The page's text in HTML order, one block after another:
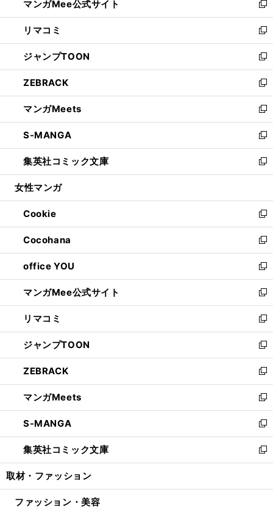
く
ド
ウ
で
開
く
ィ
ン
ド
ウ
で
開
く
い
ウ
ィ
ン
ド
ウ
で
開
く
マンガMee公式サイト
新
し
い
ウ
ィ
ン
ド
ウ
で
開
く
リマコミ
新
し
い
ウ
ィ
ン
ド
ウ
で
開
く
ジャンプTOON
新
し
い
ウ
ィ
ン
ド
ウ
で
開
ZEBRACK
新
し
い
ウ
ィ
ン
ド
ウ
開
く
マンガMeets
新
し
い
ウ
ィ
ン
ウ
で
開
く
S-MANGA
新
し
い
ウ
ン
ド
ウ
で
開
く
集英社コミック文庫
新
し
ウ
ィ
ン
ド
ウ
で
開
く
女性マンガ
Cookie
新
し
い
ウ
ィ
ン
ド
ウ
で
開
く
Cocohana
新
し
い
ウ
ィ
ン
ド
ウ
で
開
く
office YOU
新
し
い
ウ
ィ
ン
ド
ウ
で
開
く
マンガMee公式サイト
新
し
い
ウ
ィ
ン
ド
ウ
で
開
く
リマコミ
新
し
い
ウ
ィ
ン
ド
ウ
で
開
く
ジャンプTOON
新
し
い
ウ
ィ
ン
ド
ウ
で
開
ZEBRACK
新
し
い
ウ
ィ
ン
ド
ウ
開
マンガMeets
新
し
い
ウ
ィ
ン
ウ
S-MANGA
新
し
い
ウ
ン
集英社コミック文庫
新
し
ウ
取材・ファッション
ファッション・美容